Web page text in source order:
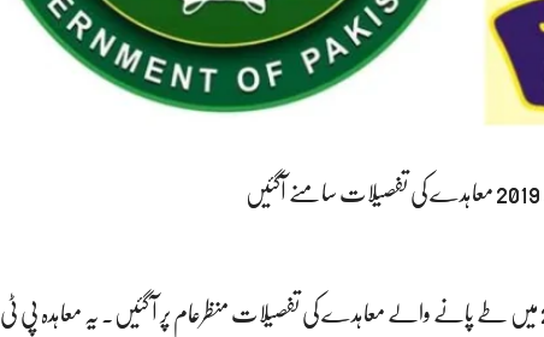
اتحاد تنظیمات مدارس اور حکومت کے درمیان اگست 2019 میں طے پانے والے معاہدے کی تفصیلات منظرعام پر آ گئیں۔ یہ معاہدہ پی ٹی